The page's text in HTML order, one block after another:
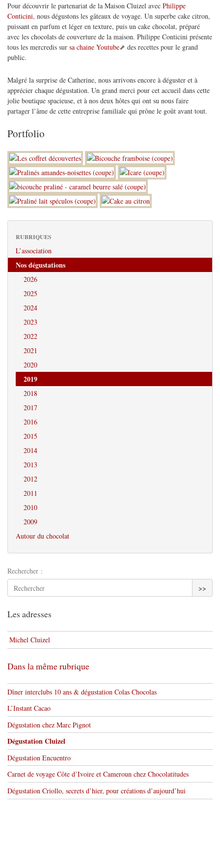
Pour découvrir le partenariat de la Maison Cluizel avec Philippe
Conticini, nous dégustons les gâteaux de voyage. Un superbe cake citron,
puissant en parfum et léger en texture, puis un cake chocolat, préparé
avec les chocolats de couverture de la maison. Philippe Conticini présente
tous les mercredis sur sa chaine Youtube
des recettes pour le grand
public.
Malgré la surprise de Catherine, nous arrivons encore à déguster et à
apprécier chaque dégustation. Un grand merci pour cet accueil dans cette
jolie boutique spacieuse, et à nos deux hôtes qui ont su nous faire
partager l’âme de cette entreprise familiale qui prône le goût avant tout.
Portfolio
RUBRIQUES
L’association
Nos dégustations
2026
2025
2024
2023
2022
2021
2020
2019
2018
2017
2016
2015
2014
2013
2012
2011
2010
2009
Autour du chocolat
Rechercher :
>>
Les adresses
Michel Cluizel
Dans la même rubrique
Dîner interclubs 10 ans & dégustation Colas Chocolas
L’Instant Cacao
Dégustation chez Marc Pignot
Dégustation Cluizel
Dégustation Encuentro
Carnet de voyage Côte d’Ivoire et Cameroun chez Chocolatitudes
Dégustation Criollo, secrets d’hier, pour créations d’aujourd’hui